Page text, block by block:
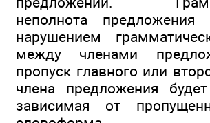
неполнота
нарушением
между членами
пропуск главного или
члена предложения
зависимая от